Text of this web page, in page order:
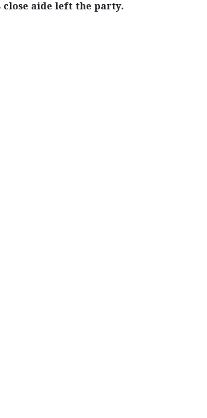
close aide left the party.